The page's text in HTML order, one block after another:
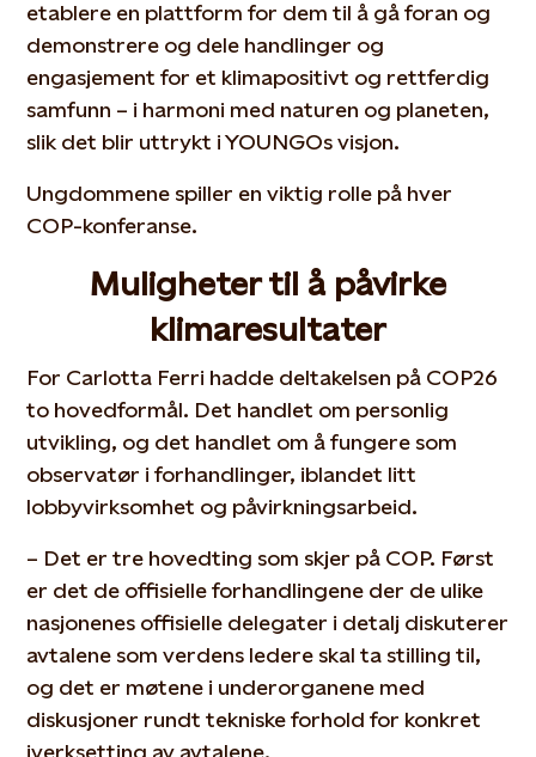
etablere en plattform for dem til å gå foran og
demonstrere og dele handlinger og
engasjement for et klimapositivt og rettferdig
samfunn – i harmoni med naturen og planeten,
slik det blir uttrykt i YOUNGOs visjon.
Ungdommene spiller en viktig rolle på hver
COP-konferanse.
Muligheter til å påvirke
klimaresultater
For Carlotta Ferri hadde deltakelsen på COP26
to hovedformål. Det handlet om personlig
utvikling, og det handlet om å fungere som
observatør i forhandlinger, iblandet litt
lobbyvirksomhet og påvirkningsarbeid.
– Det er tre hovedting som skjer på COP. Først
er det de offisielle forhandlingene der de ulike
nasjonenes offisielle delegater i detalj diskuterer
avtalene som verdens ledere skal ta stilling til,
og det er møtene i underorganene med
diskusjoner rundt tekniske forhold for konkret
iverksetting av avtalene.